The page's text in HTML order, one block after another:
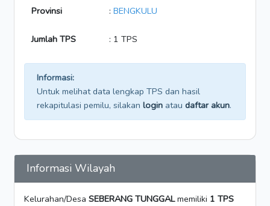
Provinsi : BENGKULU
Jumlah TPS : 1 TPS
Informasi:
Untuk melihat data lengkap TPS dan hasil
rekapitulasi pemilu, silakan login atau daftar akun.
Informasi Wilayah
Kelurahan/Desa SEBERANG TUNGGALmemiliki 1 TPS